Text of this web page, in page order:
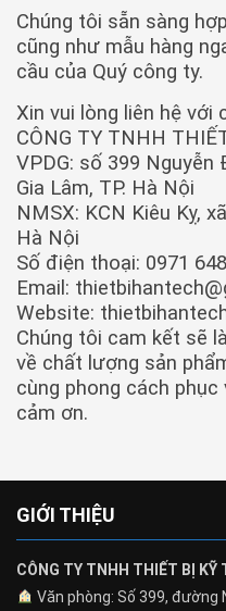
Chúng tôi sẵn sàng
cũng như mẫu hàng
cầu của Quý công ty.
Xin vui lòng liên hệ với
CÔNG TY TNHH
VPDG: số 399 Nguyễn
Gia Lâm, TP. Hà Nội
NMSX: KCN Kiêu Kỵ,
Hà Nội
Số điện thoại: 0971
Email:
Website:
Chúng tôi cam kết sẽ
về chất lượng sản
cùng phong cách
cảm ơn.
GIỚI THIỆU
CÔNG TY TNHH THIẾT BỊ KỸ
Văn phòng: Số 399, đường